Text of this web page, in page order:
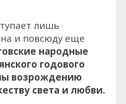
лишь
и повсюду еще
народные
годового
возрождению
света и любви.